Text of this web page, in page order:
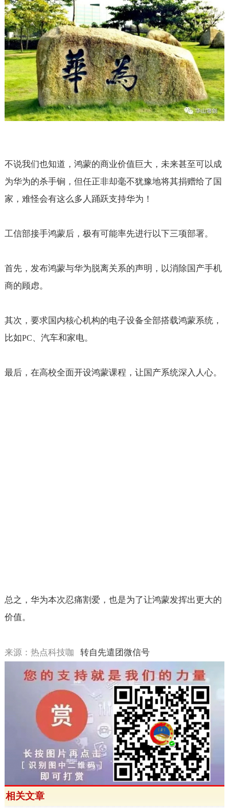
不说我们也知道，鸿蒙的商业价值巨大，未来甚至可以成
为华为的杀手锏，但任正非却毫不犹豫地将其捐赠给了国
家，难怪会有这么多人踊跃支持华为！
工信部接手鸿蒙后，极有可能率先进行以下三项部署。
首先，发布鸿蒙与华为脱离关系的声明，以消除国产手机
商的顾虑。
其次，要求国内核心机构的电子设备全部搭载鸿蒙系统，
比如PC、汽车和家电。
最后，在高校全面开设鸿蒙课程，让国产系统深入人心。
总之，华为本次忍痛割爱，也是为了让鸿蒙发挥出更大的
价值。
来源：热点科技咖 转自先遣团微信号
相关文章